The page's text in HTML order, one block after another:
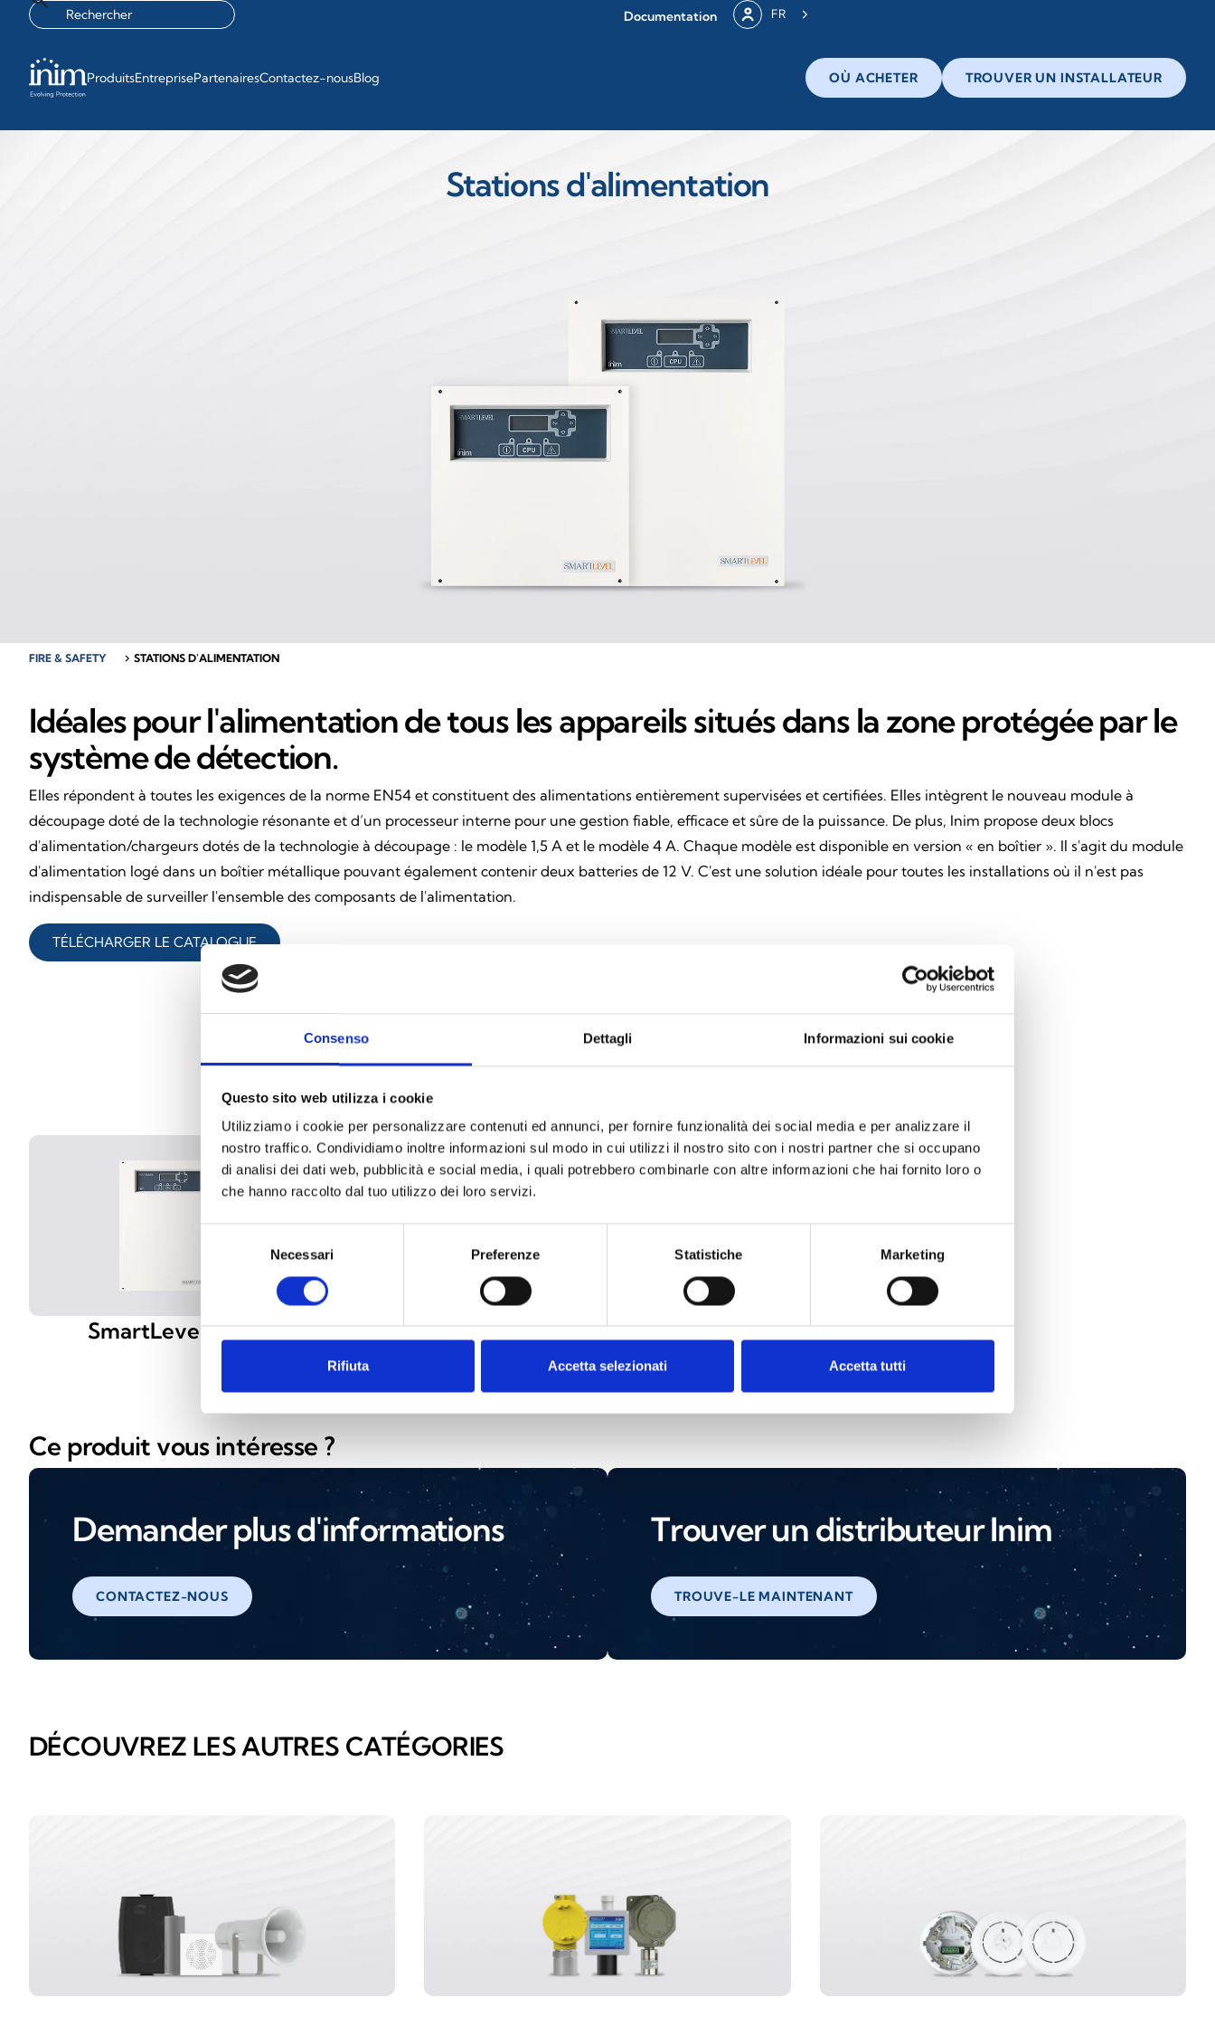
Consenso Dettagli Informazioni sui cookie
Questo sito web utilizza i cookie
Utilizziamo i cookie per personalizzare contenuti ed annunci, per fornire funzionalità dei social media e per analizzare il
nostro traffico. Condividiamo inoltre informazioni sul modo in cui utilizzi il nostro sito con i nostri partner che si occupano
di analisi dei dati web, pubblicità e social media, i quali potrebbero combinarle con altre informazioni che hai fornito loro o
che hanno raccolto dal tuo utilizzo dei loro servizi.
Necessari Preferenze Statistiche Marketing
Rifiuta Accetta selezionati Accetta tutti
Documentation FR
ProduitsEntreprisePartenairesContactez-nousBlog OÙ ACHETER TROUVER UN INSTALLATEUR
Stations d'alimentation
FIRE & SAFETY chevron_right STATIONS D'ALIMENTATION
Idéales pour l'alimentation de tous les appareils situés dans la zone protégée par le
système de détection.
Elles répondent à toutes les exigences de la norme EN54 et constituent des alimentations entièrement supervisées et certifiées. Elles intègrent le nouveau module à
découpage doté de la technologie résonante et d’un processeur interne pour une gestion fiable, efficace et sûre de la puissance. De plus, Inim propose deux blocs
d'alimentation/chargeurs dotés de la technologie à découpage : le modèle 1,5 A et le modèle 4 A. Chaque modèle est disponible en version « en boîtier ». Il s'agit du module
d'alimentation logé dans un boîtier métallique pouvant également contenir deux batteries de 12 V. C'est une solution idéale pour toutes les installations où il n'est pas
indispensable de surveiller l'ensemble des composants de l'alimentation.
TÉLÉCHARGER LE CATALOGUE
Découvrez tous les produits
SmartLevel SPS Alimentateur BPS Modules d'alimentation IPS
Ce produit vous intéresse ?
Demander plus d'informations
CONTACTEZ-NOUS
Trouver un distributeur Inim
TROUVE-LE MAINTENANT
DÉCOUVREZ LES AUTRES CATÉGORIES